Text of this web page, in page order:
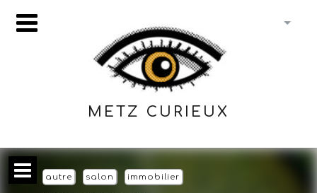
METZ CURIEUX
autre salon immobilier